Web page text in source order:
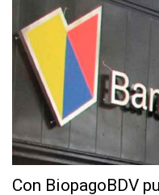
Con BiopagoBDV